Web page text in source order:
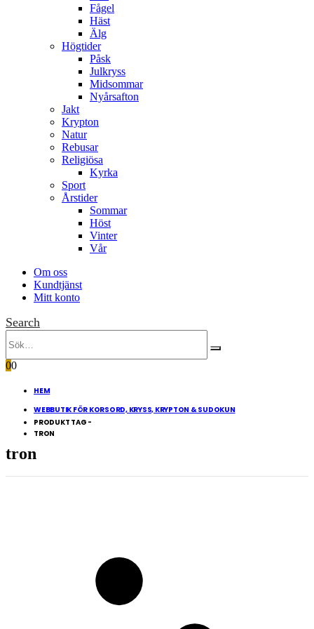
Fågel
Häst
Älg
Högtider
Påsk
Julkryss
Midsommar
Nyårsafton
Jakt
Krypton
Natur
Rebusar
Religiösa
Kyrka
Sport
Årstider
Sommar
Höst
Vinter
Vår
Om oss
Kundtjänst
Mitt konto
Search
00
HEM
WEBBUTIK FÖR KORSORD, KRYSS, KRYPTON & SUDOKUN
PRODUKT TAG -
TRON
tron